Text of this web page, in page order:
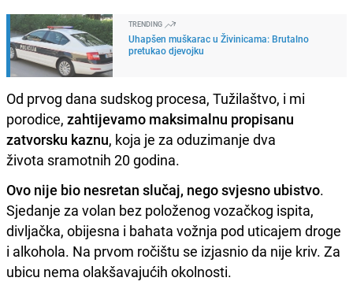
TRENDING
Uhapšen muškarac u Živinicama: Brutalno
pretukao djevojku
Od prvog dana sudskog procesa, Tužilaštvo, i mi
porodice, zahtijevamo maksimalnu propisanu
zatvorsku kaznu, koja je za oduzimanje dva
života sramotnih 20 godina.
Ovo nije bio nesretan slučaj, nego svjesno ubistvo.
Sjedanje za volan bez položenog vozačkog ispita,
divljačka, obijesna i bahata vožnja pod uticajem droge
i alkohola. Na prvom ročištu se izjasnio da nije kriv. Za
ubicu nema olakšavajućih okolnosti.